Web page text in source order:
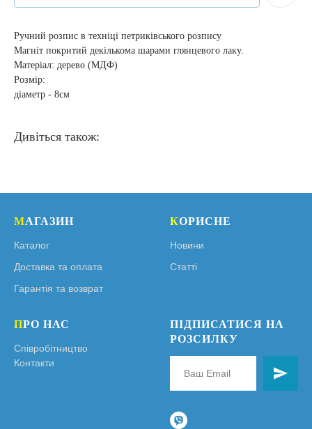
Ручний розпис в техніці петриківського розпису
Магніт покритий декількома шарами глянцевого лаку.
Матеріал: дерево (МДФ)
Розмір:
діаметр - 8см
Дивіться також:
МАГАЗИН
Каталог
Доставка та оплата
Гарантія та возврат
КОРИСНЕ
Новини
Статті
ПРО НАС
Співробітництво
Контакти
ПІДПИСАТИСЯ НА
РОЗСИЛКУ